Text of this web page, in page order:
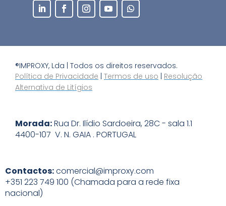
®IMPROXY, Lda | Todos os direitos reservados.
Política de Privacidade Termos de uso
Resolução
Alternativa de Litígios
Morada:Rua Dr. Ilídio Sardoeira, 28C - sala 1.1
4400-107 V. N. GAIA . PORTUGAL
Contactos:comercial@improxy.com
+351 223 749 100 (Chamada para a rede fixa
nacional)